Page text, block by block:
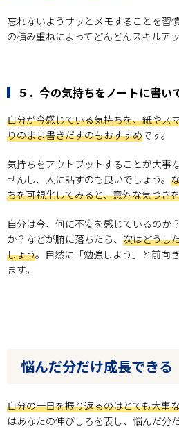
忘れないようサッとメモすることを習
の積み重ねによってどんどんスキルア
５．今の気持ちをノートに書い
自分が今感じている気持ちを、紙やス
りのまま書きだすのもおすすめです。
気持ちをアウトプットすることが大事
せんし、人に話すのも良いでしょう。
ちを可視化してみると、意外な気づき
自分は今、何に不安を感じているのか
か？などが腑に落ちたら、 次はどうし
しょう。自然に「勉強しよう」と前向
ます。
悩んだ分だけ成長できる
自分の一日を振り返るのはとても大事
はあなたの伸びしろを表し、悩んだ分